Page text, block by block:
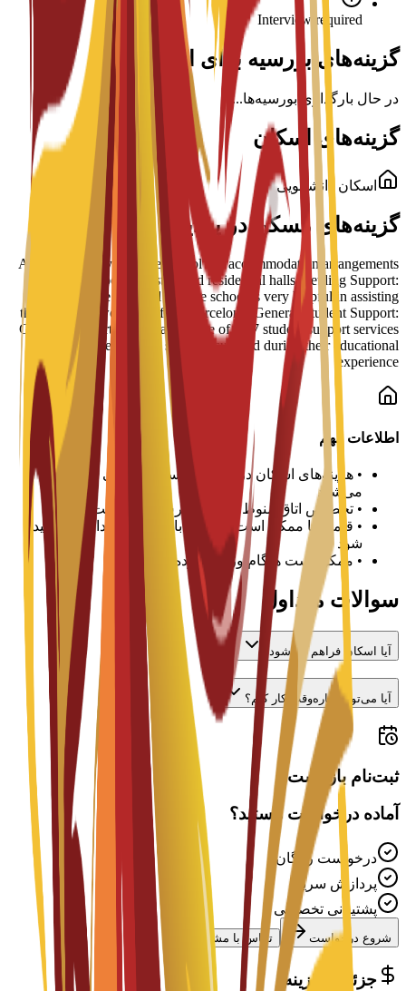
Interview required
گزینه‌های بورسیه برای این برنامه
در حال بارگذاری بورسیه‌ها...
گزینه‌های اسکان
اسکان دانشجویی
گزینه‌های مسکن در پردیس
Arrangement Types: The school has accommodation arrangements
with a number of hostels and residential halls. Settling Support:
Students have reported that the school is very helpful in assisting
them to settle well into life in Barcelona. General Student Support:
Guidance is part of a broader suite of 24/7 student support services
designed to help students succeed during their educational
experience.
اطلاعات مهم
• هزینه‌های اسکان در هر ترم یا سال تحصیلی پرداخت
می‌شود
• تخصیص اتاق منوط به در دسترس بودن است
• قیمت‌ها ممکن است متفاوت باشد و باید با دانشگاه تأیید
شود
• ممکن است هنگام ورود سپرده لازم باشد
سوالات متداول
آیا اسکان فراهم می‌شود؟
آیا می‌توانم پاره‌وقت کار کنم؟
ثبت‌نام باز است
آماده درخواست هستید؟
درخواست رایگان
پردازش سریع
پشتیبانی تخصصی
شروع درخواست تماس با مشاور
جزئیات هزینه